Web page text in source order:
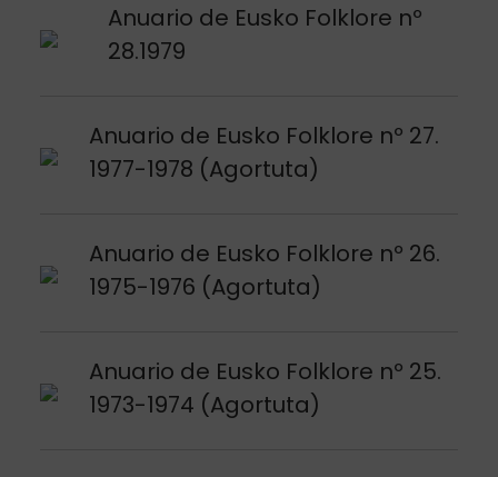
Anuario de Eusko Folklore nº
28.1979
Argitalpena ikusi
Anuario de Eusko Folklore nº 27.
1977-1978 (Agortuta)
Argitalpena ikusi
Anuario de Eusko Folklore nº 26.
1975-1976 (Agortuta)
Argitalpena ikusi
Anuario de Eusko Folklore nº 25.
1973-1974 (Agortuta)
Argitalpena ikusi